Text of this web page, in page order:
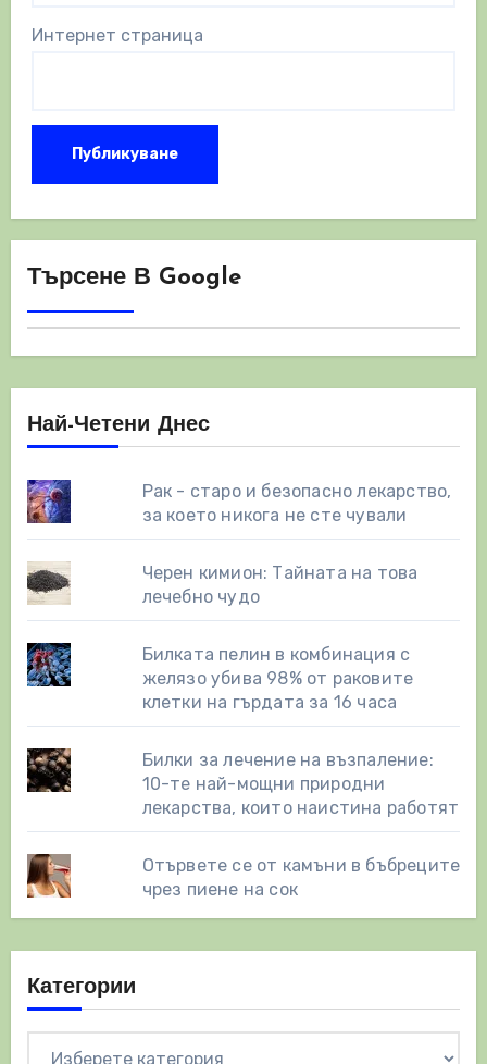
Интернет страница
Търсене В Google
Най-Четени Днес
Рак - старо и безопасно лекарство,
за което никога не сте чували
Черен кимион: Тайната на това
лечебно чудо
Билката пелин в комбинация с
желязо убива 98% от раковите
клетки на гърдата за 16 часа
Билки за лечение на възпаление:
10-те най-мощни природни
лекарства, които наистина работят
Отървете се от камъни в бъбреците
чрез пиене на сок
Категории